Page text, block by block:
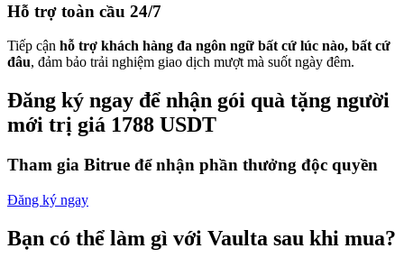
Hỗ trợ toàn cầu 24/7
Tiếp cận hỗ trợ khách hàng đa ngôn ngữ bất cứ lúc nào, bất cứ
đâu, đảm bảo trải nghiệm giao dịch mượt mà suốt ngày đêm.
Đăng ký ngay để nhận gói quà tặng người
mới trị giá 1788 USDT
Tham gia Bitrue để nhận phần thưởng độc quyền
Đăng ký ngay
Bạn có thể làm gì với Vaulta sau khi mua?